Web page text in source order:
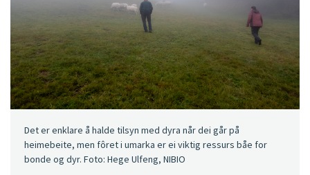
Det er enklare å halde tilsyn med dyra når dei går på
heimebeite, men fôret i umarka er ei viktig ressurs båe for
bonde og dyr. Foto: Hege Ulfeng, NIBIO